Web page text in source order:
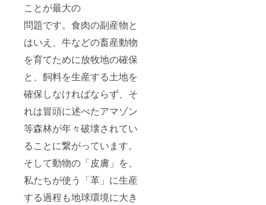
ことが最大の
問題です。食肉の副産物と
はいえ、牛などの畜産動物
を育てために放牧地の確保
と、飼料を生産する土地を
確保しなければならず、そ
れは冒頭に述べたアマゾン
等森林が年々破壊されてい
ることに繋がっています。
そして動物の「皮膚」を、
私たちが使う「革」に生産
する過程も地球環境に大き